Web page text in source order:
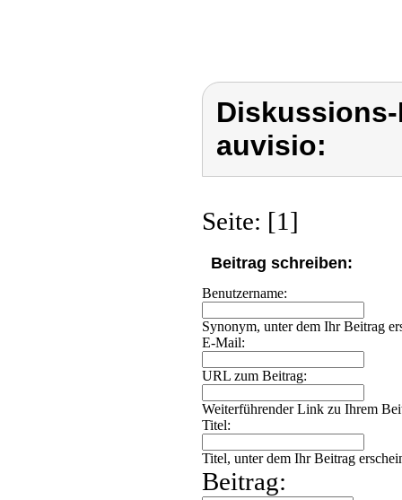
auvisio:
Seite: [1]
Beitrag schreiben:
Benutzername:
Synonym, unter dem Ihr Beitrag
E-Mail:
URL zum Beitrag:
Weiterführender Link zu Ihrem
Titel:
Titel, unter dem Ihr Beitrag
Beitrag: